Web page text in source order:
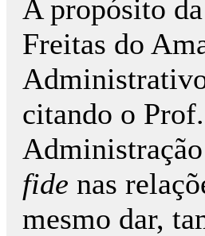
A propósito
Freitas do
citando o
fide nas
mesmo dar,